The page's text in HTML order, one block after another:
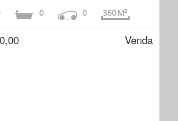
0 0 360 M²
Venda